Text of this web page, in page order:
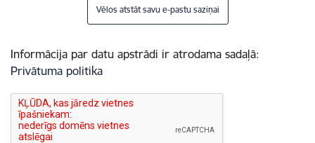
Vēlos atstāt savu e-pastu saziņai
Informācija par datu apstrādi ir atrodama sadaļā:
Privātuma politika